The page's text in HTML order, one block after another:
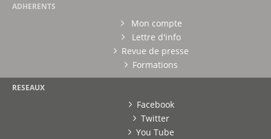
ADHERENTS
Mon compte
Lettre d'info
Revue de presse
Formations
RESEAUX
Facebook
Twitter
You Tube